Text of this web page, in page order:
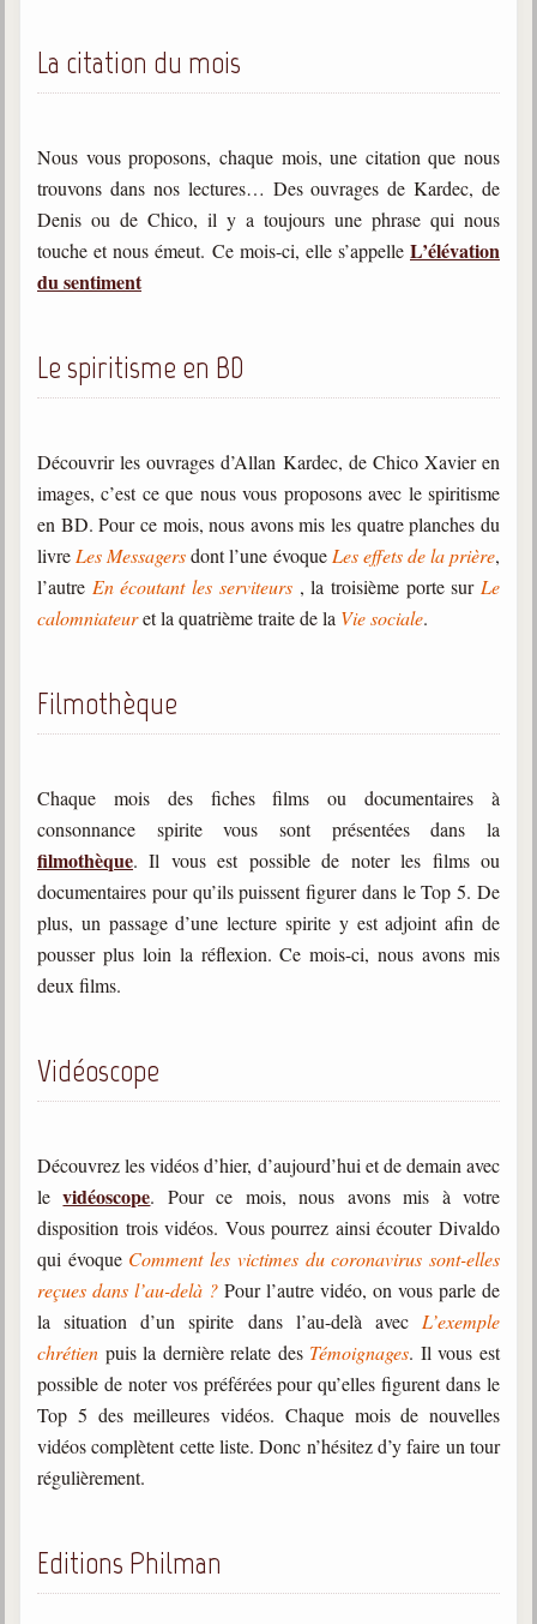
Galerie
Photos et vidéoscope
Vidéoscope
Filmothèque
Les Illustrés
Liens spirites
Centres spirites
France
Belgique, Lux. et Canada
Fédérations spirites
@
La citation du mois
Nous vous proposons, chaque mois, une citation que nous
trouvons dans nos lectures… Des ouvrages de Kardec, de
Denis ou de Chico, il y a toujours une phrase qui nous
touche et nous émeut. Ce mois-ci, elle s’appelle L’élévation
du sentiment
Le spiritisme en BD
Découvrir les ouvrages d’Allan Kardec, de Chico Xavier en
images, c’est ce que nous vous proposons avec le spiritisme
en BD. Pour ce mois, nous avons mis les quatre planches du
livre Les Messagersdont l’une évoque Les effets de la prière,
l’autre En écoutant les serviteurs , la troisième porte sur Le
calomniateuret la quatrième traite de la Vie sociale.
Filmothèque
Chaque mois des fiches films ou documentaires à
consonnance spirite vous sont présentées dans la
filmothèque. Il vous est possible de noter les films ou
documentaires pour qu’ils puissent figurer dans le Top 5. De
plus, un passage d’une lecture spirite y est adjoint afin de
pousser plus loin la réflexion. Ce mois-ci, nous avons mis
deux films.
Vidéoscope
Découvrez les vidéos d’hier, d’aujourd’hui et de demain avec
levidéoscope. Pour ce mois, nous avons mis à votre
disposition trois vidéos. Vous pourrez ainsi écouter Divaldo
qui évoqueComment les victimes du coronavirus sont-elles
reçues dans l’au-delà ? Pour l’autre vidéo, on vous parle de
la situation d’un spirite dans l’au-delà avec L’exemple
chrétien puis la dernière relate des Témoignages. Il vous est
possible de noter vos préférées pour qu’elles figurent dans le
Top 5 des meilleures vidéos. Chaque mois de nouvelles
vidéos complètent cette liste. Donc n’hésitez d’y faire un tour
régulièrement.
Editions Philman